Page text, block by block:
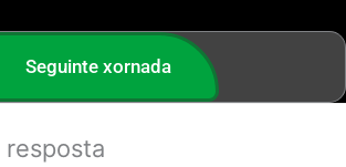
Seguinte xornada
resposta